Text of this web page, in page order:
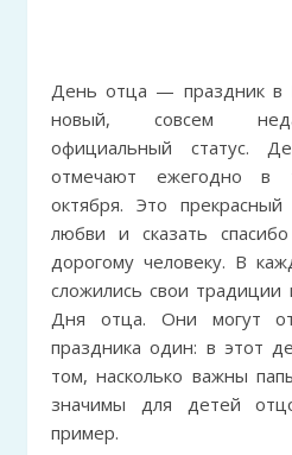
День отца — праздник в
новый, совсем
официальный статус.
отмечают ежегодно в
октября. Это
любви и сказать
дорогому человеку. В
сложились свои
Дня отца. Они могут
праздника один: в этот
том, насколько важны
значимы для детей
пример.